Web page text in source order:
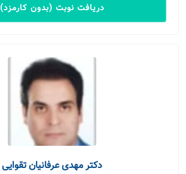
دریافت نوبت (بدون کارمزد)
دکتر مهدی عرفانیان تقوایی